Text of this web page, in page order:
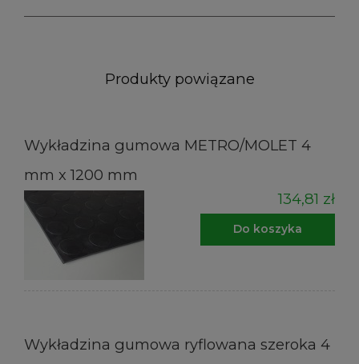
Produkty powiązane
Wykładzina gumowa METRO/MOLET 4
mm x 1200 mm
134,81 zł
Do koszyka
Wykładzina gumowa ryflowana szeroka 4